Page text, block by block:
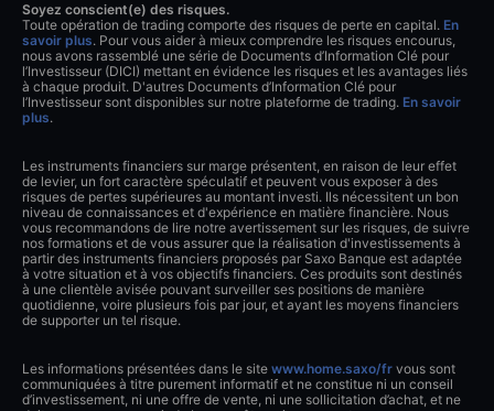
Soyez conscient(e) des risques.
Toute opération de trading comporte des risques de perte en capital. En
savoir plus. Pour vous aider à mieux comprendre les risques encourus,
nous avons rassemblé une série de Documents d’Information Clé pour
l’Investisseur (DICI) mettant en évidence les risques et les avantages liés
à chaque produit. D'autres Documents d’Information Clé pour
l’Investisseur sont disponibles sur notre plateforme de trading. En savoir
plus.
Les instruments financiers sur marge présentent, en raison de leur effet
de levier, un fort caractère spéculatif et peuvent vous exposer à des
risques de pertes supérieures au montant investi. Ils nécessitent un bon
niveau de connaissances et d'expérience en matière financière. Nous
vous recommandons de lire notre avertissement sur les risques, de suivre
nos formations et de vous assurer que la réalisation d'investissements à
partir des instruments financiers proposés par Saxo Banque est adaptée
à votre situation et à vos objectifs financiers. Ces produits sont destinés
à une clientèle avisée pouvant surveiller ses positions de manière
quotidienne, voire plusieurs fois par jour, et ayant les moyens financiers
de supporter un tel risque.
Les informations présentées dans le site www.home.saxo/fr vous sont
communiquées à titre purement informatif et ne constitue ni un conseil
d’investissement, ni une offre de vente, ni une sollicitation d’achat, et ne